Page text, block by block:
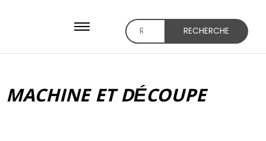
RECHERCHE
MACHINE ET DÉCOUPE